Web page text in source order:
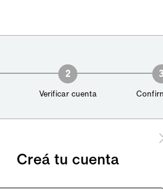
2
Verificar cuenta
3
Creá tu cuenta